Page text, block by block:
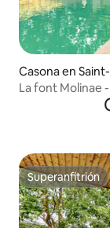
Casona en
La font Molinae
Superanfitrión
Superanfitrión